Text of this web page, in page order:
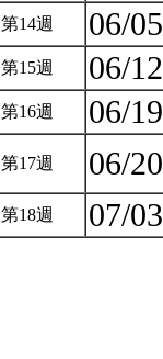
第14週 06/05
第15週 06/12
第16週 06/19
第17週 06/20
第18週 07/03